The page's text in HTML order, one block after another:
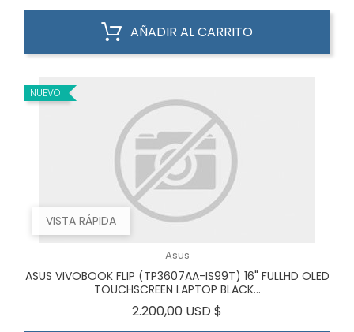
AÑADIR AL CARRITO
VISTA RÁPIDA
NUEVO
Asus
ASUS VIVOBOOK FLIP (TP3607AA-IS99T) 16" FULLHD OLED
TOUCHSCREEN LAPTOP BLACK...
2.200,00 USD $